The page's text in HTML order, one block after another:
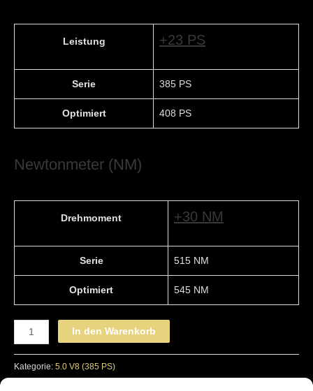
Leistung +23 PS
Serie 385 PS
Optimiert 408 PS
Newtonmeter (NM)
Drehmoment +30 NM
Serie 515 NM
Optimiert 545 NM
JAGUAR
-
STAGE
1
In den Warenkorb
Kategorie: 5.0 V8 (385 PS)